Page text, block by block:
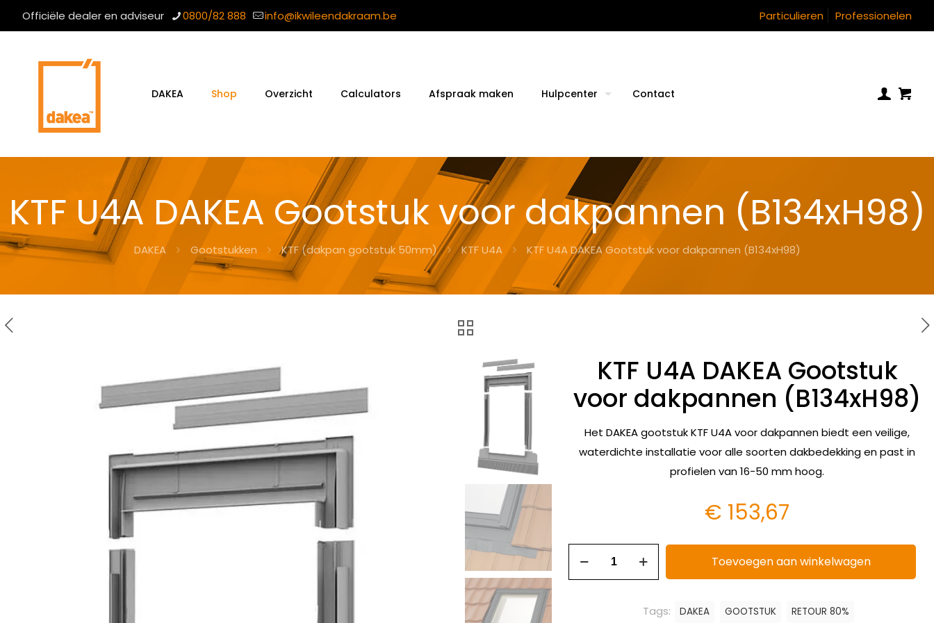
Officiële dealer en adviseur 0800/82 888 info@ikwileendakraam.be Particulieren Professionelen
DAKEA Shop Overzicht Calculators Afspraak maken Hulpcenter Contact
KTF U4A DAKEA Gootstuk voor dakpannen (B134xH98)
DAKEA Gootstukken KTF (dakpan gootstuk 50mm) KTF U4A KTF U4A DAKEA Gootstuk voor dakpannen (B134xH98)
KTF U4A DAKEA Gootstuk
voor dakpannen (B134xH98)
Het DAKEA gootstuk KTF U4A voor dakpannen biedt een veilige,
waterdichte installatie voor alle soorten dakbedekking en past in
profielen van 16-50 mm hoog.
€ 153,67
Toevoegen aan winkelwagen
Tags: DAKEA GOOTSTUK RETOUR 80%